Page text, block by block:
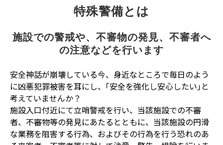
特殊警備とは
施設での警戒や、不審物の発見、不審者へ
の注意などを行います
安全神話が崩壊している今、身近なところで毎日のよう
に凶悪犯罪被害を耳にし、｢安全を強化し安心したい｣と
考えていませんか？
施設入口付近にて立哨警戒を行い、当該施設での不審
者、不審物等の発見にあたるとともに、当該施設の円滑
な業務を阻害する行為、およびその行為を行う恐れのあ